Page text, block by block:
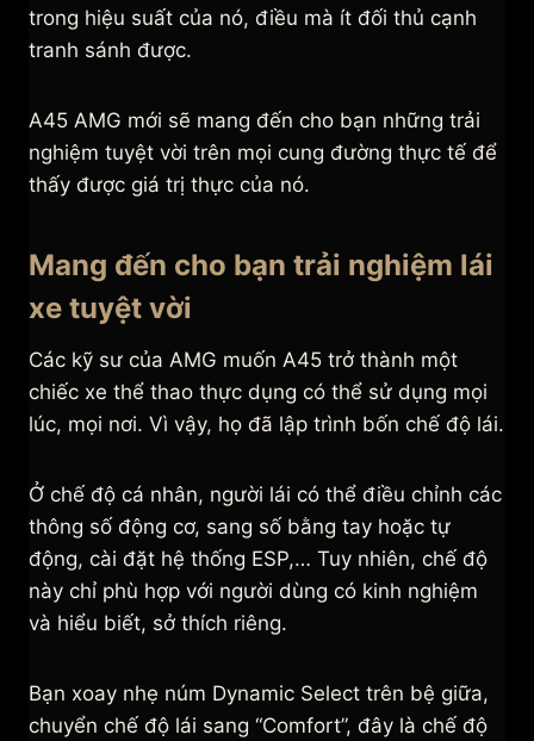
trong hiệu suất của nó, điều mà ít đối thủ cạnh
tranh sánh được.
A45 AMG mới sẽ mang đến cho bạn những trải
nghiệm tuyệt vời trên mọi cung đường thực tế để
thấy được giá trị thực của nó.
Mang đến cho bạn trải nghiệm lái
xe tuyệt vời
Các kỹ sư của AMG muốn A45 trở thành một
chiếc xe thể thao thực dụng có thể sử dụng mọi
lúc, mọi nơi. Vì vậy, họ đã lập trình bốn chế độ lái.
Ở chế độ cá nhân, người lái có thể điều chỉnh các
thông số động cơ, sang số bằng tay hoặc tự
động, cài đặt hệ thống ESP,… Tuy nhiên, chế độ
này chỉ phù hợp với người dùng có kinh nghiệm
và hiểu biết, sở thích riêng.
Bạn xoay nhẹ núm Dynamic Select trên bệ giữa,
chuyển chế độ lái sang “Comfort”, đây là chế độ